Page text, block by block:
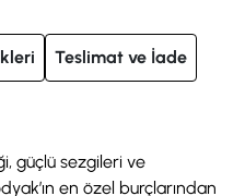
Teslimat ve İade
güçlü sezgileri ve
en özel burçlarından